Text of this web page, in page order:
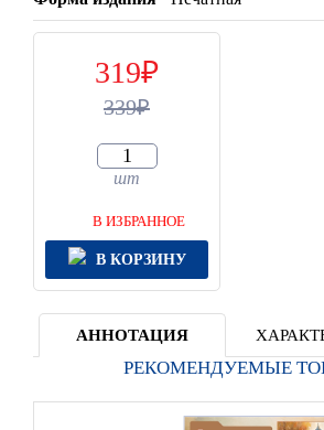
319
339
шт
В ИЗБРАННОЕ
В КОРЗИНУ
АННОТАЦИЯ
РЕКОМЕНДУЕМЫЕ